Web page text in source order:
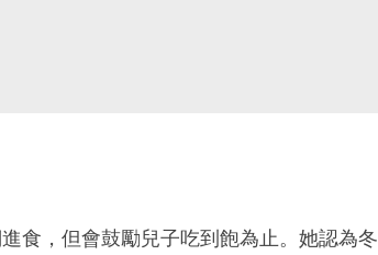
食，但會鼓勵兒子吃到飽為止。她認為冬